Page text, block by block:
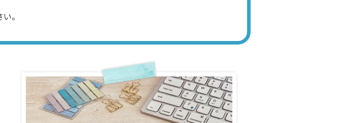
。